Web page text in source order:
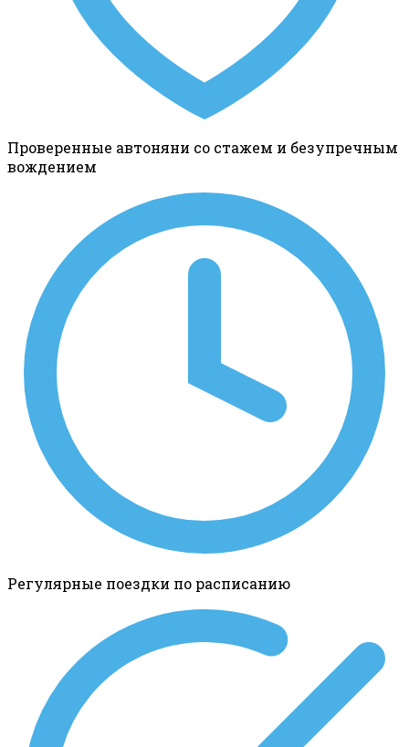
Проверенные автоняни со стажем и безупречным
вождением
Регулярные поездки по расписанию